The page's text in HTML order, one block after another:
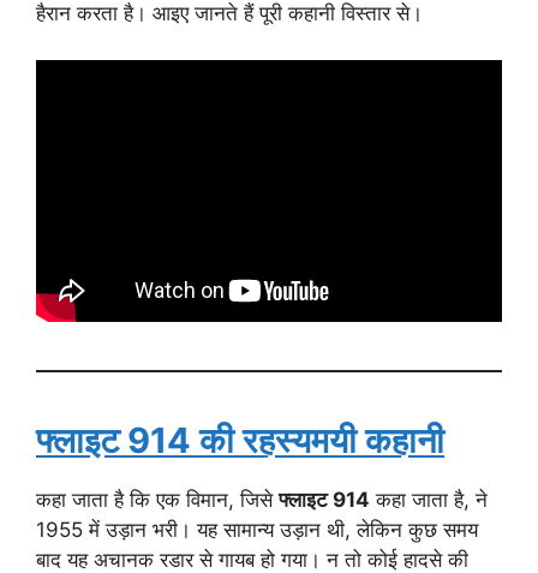
हैरान करता है। आइए जानते हैं पूरी कहानी विस्तार से।
फ्लाइट 914 की रहस्यमयी कहानी
कहा जाता है कि एक विमान, जिसेफ्लाइट 914 कहा जाता है, ने
1955 में उड़ान भरी। यह सामान्य उड़ान थी, लेकिन कुछ समय
बाद यह अचानक रडार से गायब हो गया। न तो कोई हादसे की